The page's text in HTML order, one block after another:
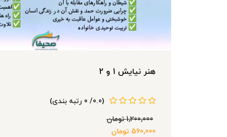
هنر نیایش 1 و 2
(0.0/ 0 رتبه بندی)
1,200,000 تومان
560,000 تومان